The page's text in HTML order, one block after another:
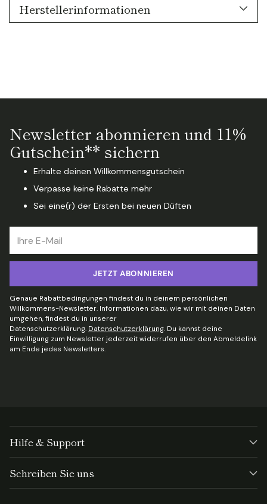
Herstellerinformationen
Newsletter abonnieren und 11%
Gutschein** sichern
Erhalte deinen Willkommensgutschein
Verpasse keine Rabatte mehr
Sei eine(r) der Ersten bei neuen Düften
E-
Mail
JETZT ABONNIEREN
Genaue Rabattbedingungen findest du in deinem persönlichen
Willkommens-Newsletter. Informationen dazu, wie wir mit deinen Daten
umgehen, findest du in unserer
Datenschutzerklärung. Datenschutzerklärung. Du kannst deine
Einwilligung zum Newsletter jederzeit widerrufen über den Abmeldelink
am Ende jedes Newsletters.
Hilfe & Support
Schreiben Sie uns